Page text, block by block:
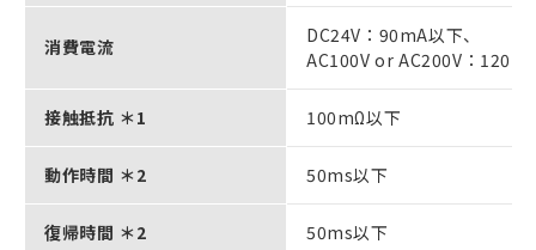
消費電流
DC24V：90mA以下、
AC100V or AC200V：
接触抵抗 ＊1 100mΩ以下
動作時間 ＊2 50ms以下
復帰時間 ＊2 50ms以下